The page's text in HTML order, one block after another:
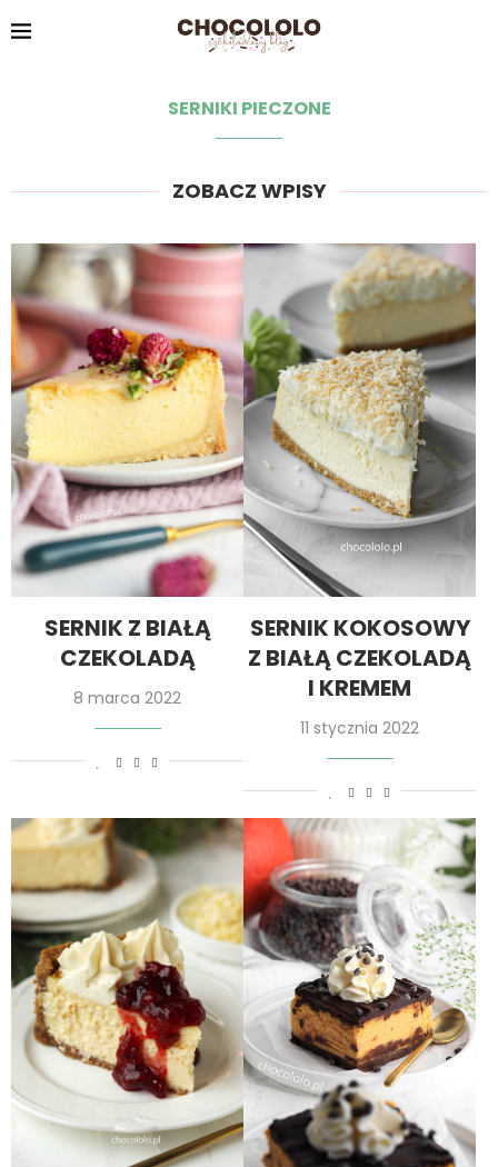
SERNIKI PIECZONE
ZOBACZ WPISY
SERNIK Z BIAŁĄ
CZEKOLADĄ
8 marca 2022
SERNIK KOKOSOWY
Z BIAŁĄ CZEKOLADĄ
I KREMEM
11 stycznia 2022